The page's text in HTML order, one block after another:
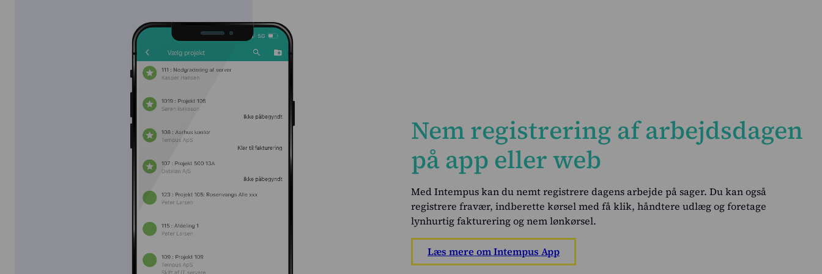
Nem registrering af arbejdsdagen
på app eller web
Med Intempus kan du nemt registrere dagens arbejde på sager. Du kan også
registrere fravær, indberette kørsel med få klik, håndtere udlæg og foretage
lynhurtig fakturering og nem lønkørsel.
Læs mere om Intempus App